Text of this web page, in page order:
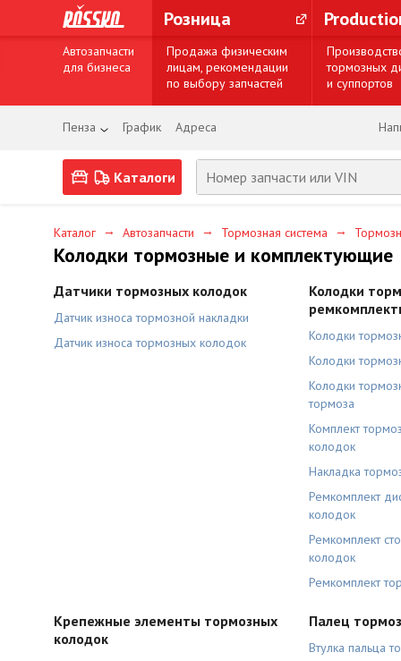
Розница
Автозапчасти
для бизнеса
Продажа физическим
лицам, рекомендации
по выбору запчастей
тормозных
и суппортов
Пенза График Адреса
Каталоги
Каталог → Автозапчасти → Тормозная система →
Колодки тормозные и комплектующие
Датчики тормозных колодок
Датчик износа тормозной накладки
Датчик износа тормозных колодок
Колодки
Колодки
Колодки
Колодки
тормоза
Комплект
колодок
Накладка
Ремкомплект
колодок
Ремкомплект
колодок
Ремкомплект
Крепежные элементы тормозных
колодок
Палец
Втулка пальца